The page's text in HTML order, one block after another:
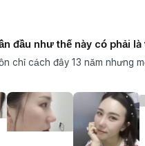
đầu như thế này có phải
chỉ cách đây 13 năm nhưng